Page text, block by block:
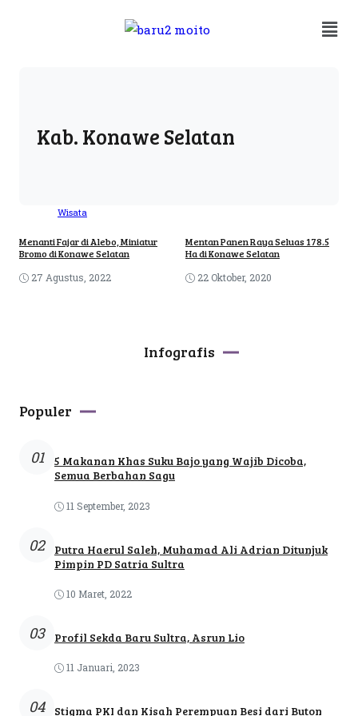
Kab. Konawe Selatan
Wisata
Menanti Fajar di Alebo, Miniatur
Bromo di Konawe Selatan
27 Agustus, 2022
Mentan Panen Raya Seluas 178.5
Ha di Konawe Selatan
22 Oktober, 2020
Infografis
Populer
01
5 Makanan Khas Suku Bajo yang Wajib Dicoba,
Semua Berbahan Sagu
11 September, 2023
02
Putra Haerul Saleh, Muhamad Ali Adrian Ditunjuk
Pimpin PD Satria Sultra
10 Maret, 2022
03 Profil Sekda Baru Sultra, Asrun Lio
11 Januari, 2023
04 Stigma PKI dan Kisah Perempuan Besi dari Buton